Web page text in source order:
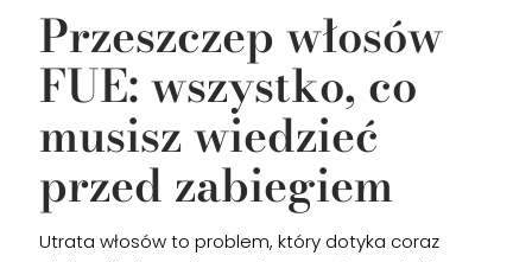
Przeszczep włosów
FUE: wszystko, co
musisz wiedzieć
przed zabiegiem
Utrata włosów to problem, który dotyka coraz